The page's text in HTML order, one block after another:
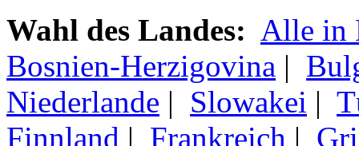
Wahl des Landes: Alle in
Bosnien-Herzigovina |
Niederlande | Slowakei |
Finnland | Frankreich |